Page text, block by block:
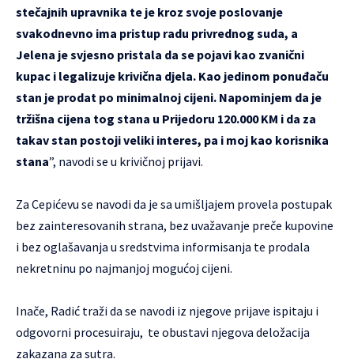
stečajnih upravnika te je kroz svoje poslovanje
svakodnevno ima pristup radu privrednog suda, a
Jelena je svjesno pristala da se pojavi kao zvanični
kupac i legalizuje krivična djela. Kao jedinom ponuđaču
stan je prodat po minimalnoj cijeni. Napominjem da je
tržišna cijena tog stana u Prijedoru 120.000 KM i da za
takav stan postoji veliki interes, pa i moj kao korisnika
stana”, navodi se u krivičnoj prijavi.
Za Cepićevu se navodi da je sa umišljajem provela postupak
bez zainteresovanih strana, bez uvažavanje preče kupovine
i bez oglašavanja u sredstvima informisanja te prodala
nekretninu po najmanjoj mogućoj cijeni.
Inače, Radić traži da se navodi iz njegove prijave ispitaju i
odgovorni procesuiraju, te obustavi njegova deložacija
zakazana za sutra.